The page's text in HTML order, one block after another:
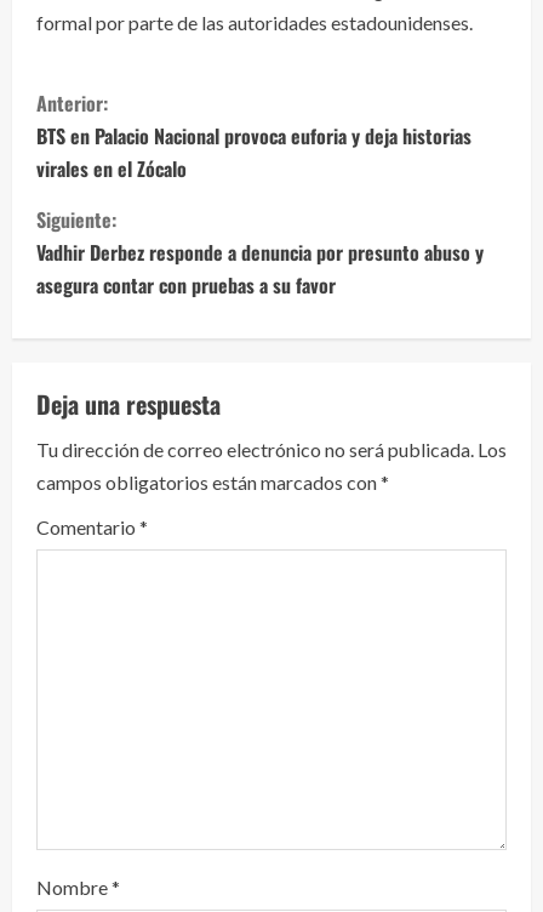
formal por parte de las autoridades estadounidenses.
S
i
g
u
e
l
e
y
e
n
Anterior:
BTS en Palacio Nacional provoca euforia y deja historias
virales en el Zócalo
Siguiente:
Vadhir Derbez responde a denuncia por presunto abuso y
asegura contar con pruebas a su favor
Deja una respuesta
Tu dirección de correo electrónico no será publicada. Los
campos obligatorios están marcados con*
Comentario *
Nombre*